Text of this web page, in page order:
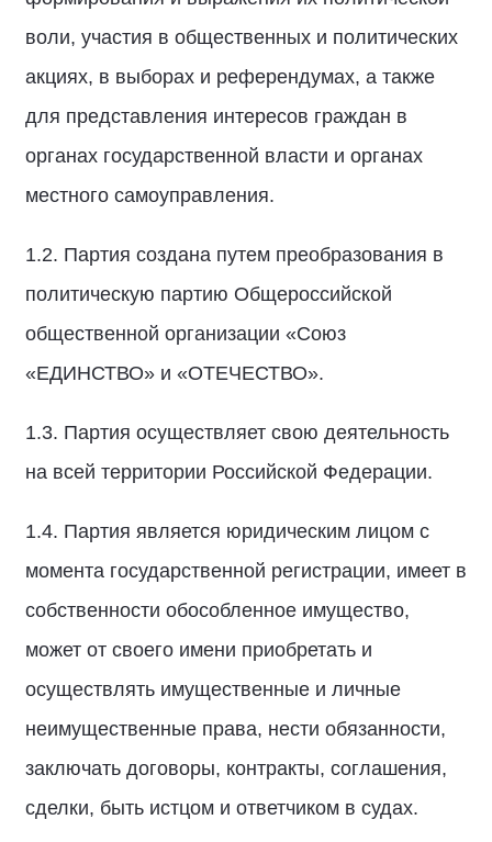
воли, участия в общественных и политических
акциях, в выборах и референдумах, а также
для представления интересов граждан в
органах государственной власти и органах
местного самоуправления.
1.2. Партия создана путем преобразования в
политическую партию Общероссийской
общественной организации «Союз
«ЕДИНСТВО» и «ОТЕЧЕСТВО».
1.3. Партия осуществляет свою деятельность
на всей территории Российской Федерации.
1.4. Партия является юридическим лицом с
момента государственной регистрации, имеет в
собственности обособленное имущество,
может от своего имени приобретать и
осуществлять имущественные и личные
неимущественные права, нести обязанности,
заключать договоры, контракты, соглашения,
сделки, быть истцом и ответчиком в судах.